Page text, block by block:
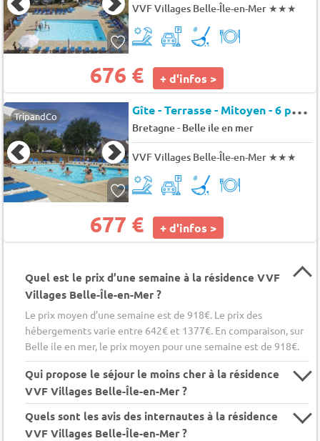
VVF Villages Belle-Île-en-Mer ★★★
676 € + d'infos >
TripandCo G
îte - Terrasse - Mitoyen - 6 pers. - 35m2
Bretagne- Belle ile en mer
VVF Villages Belle-Île-en-Mer ★★★
677 € + d'infos >
Quel est le prix d’une semaine à la résidence VVF
Villages Belle-Île-en-Mer ?
Le prix moyen d’une semaine est de 918€. Le prix des
hébergements varie entre 642€ et 1377€. En comparaison, sur
Belle ile en mer, le prix moyen pour une semaine est de 918€.
Qui propose le séjour le moins cher à la résidence
VVF Villages Belle-Île-en-Mer ?
Quels sont les avis des internautes à la résidence
VVF Villages Belle-Île-en-Mer ?